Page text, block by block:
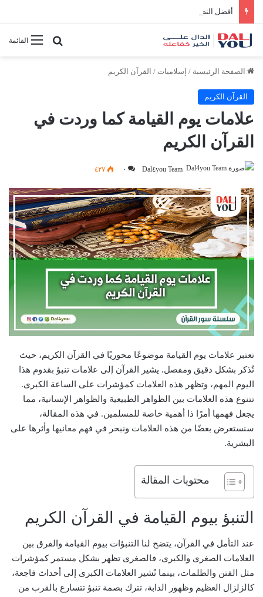
أفضل النصائح لإدارة الوقت بفعالية
القائمةبحث عن
الصفحة الرئيسية / إسلاميات / القرآن الكريم
القرآن الكريم
علامات يوم القيامة كما وردت في
القرآن الكريم
Dal٤you Team ٠ ٤٢٧
تعتبر علامات يوم القيامة موضوعًا محوريًا في القرآن الكريم، حيث
تُذكر بشكل دقيق ومفصل. يشير القرآن إلى علامات تنبؤ بقدوم هذا
اليوم المهم، وتظهر هذه العلامات كمؤشرات على الساعة الكبرى.
تتنوع هذه العلامات بين الظواهر الطبيعية والظواهر الإنسانية، مما
يجعل فهمها أمرًا ذا أهمية خاصة للمسلمين. في هذه المقالة،
سنستعرض بعضًا من هذه العلامات ونبحر في فهم معانيها وأثرها على
البشرية.
محتويات المقالة
التنبؤ بيوم القيامة في القرآن الكريم
عند التأمل في القرآن، يتضح لنا التنبؤات بيوم القيامة والفرق بين
العلامات الصغرى والكبرى، فالصغرى تظهر بشكل مستمر كمؤشرات
مثل الفتن والظلمات، بينما تُشير العلامات الكبرى إلى أحداث فاجعة،
كالزلزال العظيم وظهور الدابة، تترك بصمة تنبؤ تتسارع بالقرب من